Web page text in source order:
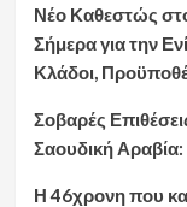
Νέο Καθεστώς
Σήμερα για την
Κλάδοι,
Σοβαρές
Σαουδική
Η 46χρονη που